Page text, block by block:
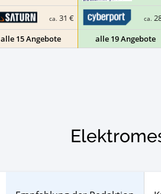
ca.31 €
alle 15 Angebote
ca.
alle 19 Angebote